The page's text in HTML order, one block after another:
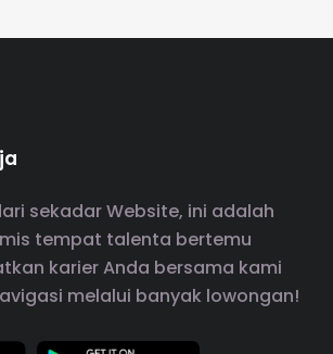
sekadar Website, ini adalah
tempat talenta bertemu
karier Anda bersama kami
melalui banyak lowongan!